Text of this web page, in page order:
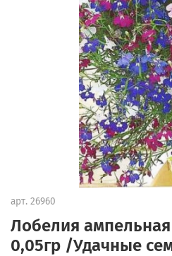
арт. 26960
Лобелия
0,05гр /Удачные